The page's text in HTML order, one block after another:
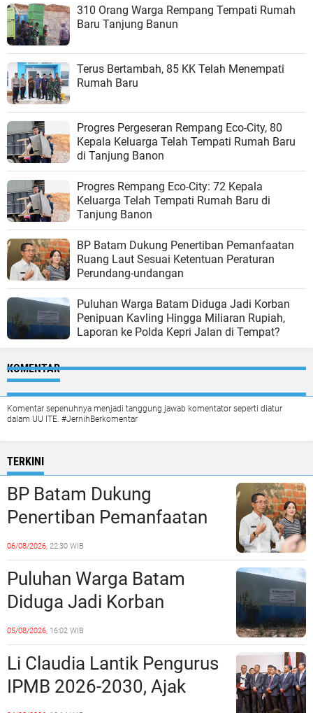
310 Orang Warga Rempang Tempati Rumah
Baru Tanjung Banun
Terus Bertambah, 85 KK Telah Menempati
Rumah Baru
Progres Pergeseran Rempang Eco-City, 80
Kepala Keluarga Telah Tempati Rumah Baru
di Tanjung Banon
Progres Rempang Eco-City: 72 Kepala
Keluarga Telah Tempati Rumah Baru di
Tanjung Banon
BP Batam Dukung Penertiban Pemanfaatan
Ruang Laut Sesuai Ketentuan Peraturan
Perundang-undangan
Puluhan Warga Batam Diduga Jadi Korban
Penipuan Kavling Hingga Miliaran Rupiah,
Laporan ke Polda Kepri Jalan di Tempat?
KOMENTAR
Komentar sepenuhnya menjadi tanggung jawab komentator seperti diatur
dalam UU ITE. #JernihBerkomentar
TERKINI
BP Batam Dukung
Penertiban Pemanfaatan
Ruang Laut Sesuai
Ketentuan Peraturan
Perundang-undangan
06/08/2026, 22:30 WIB
Puluhan Warga Batam
Diduga Jadi Korban
Penipuan Kavling Hingga
Miliaran Rupiah, Laporan ke
Polda Kepri Jalan di
Tempat?
05/08/2026, 16:02 WIB
Li Claudia Lantik Pengurus
IPMB 2026-2030, Ajak